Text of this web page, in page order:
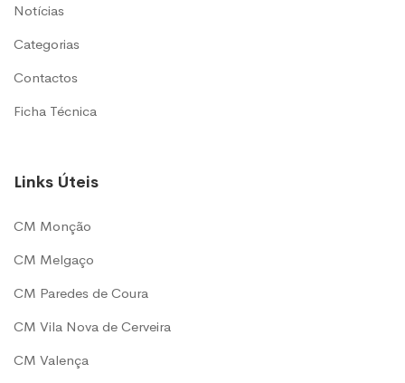
Notícias
Categorias
Contactos
Ficha Técnica
Links Úteis
CM Monção
CM Melgaço
CM Paredes de Coura
CM Vila Nova de Cerveira
CM Valença